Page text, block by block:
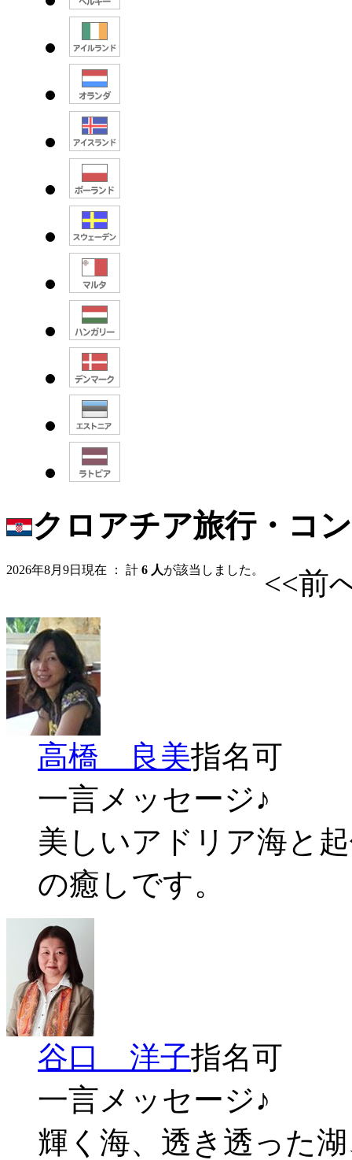
クロアチア旅行・コ
2026年8月9日現在 ： 計 6 人が該当しました。 <<前
高橋 良美指名可
一言メッセージ♪
美しいアドリア海と
の癒しです。
谷口 洋子指名可
一言メッセージ♪
輝く海、透き透った